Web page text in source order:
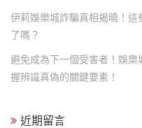
伊莉娛樂城詐騙真相揭曉！
了嗎？
避免成為下一個受害者！娛
握辨識真偽的關鍵要素！
近期留言